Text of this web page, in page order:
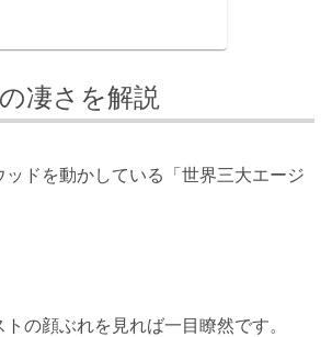
凄さを解説
ドを動かしている「世界三大エージ
の顔ぶれを見れば一目瞭然です。